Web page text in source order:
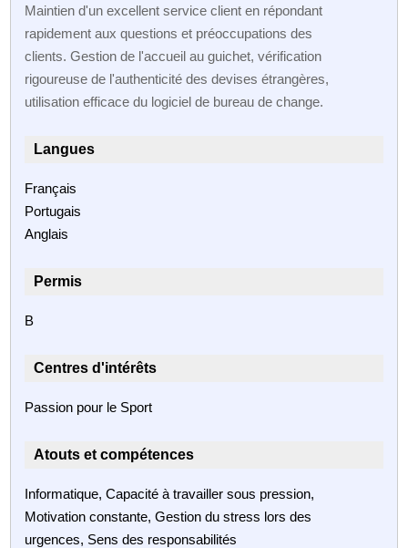
Maintien d'un excellent service client en répondant
rapidement aux questions et préoccupations des
clients. Gestion de l'accueil au guichet, vérification
rigoureuse de l'authenticité des devises étrangères,
utilisation efficace du logiciel de bureau de change.
Langues
Français
Portugais
Anglais
Permis
B
Centres d'intérêts
Passion pour le Sport
Atouts et compétences
Informatique, Capacité à travailler sous pression,
Motivation constante, Gestion du stress lors des
urgences, Sens des responsabilités